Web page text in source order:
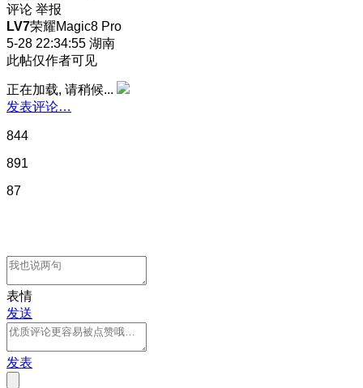
评论 举报
LV7荣耀Magic8 Pro
5-28 22:34:55 湖南
此帖仅作者可见
正在加载, 请稍候...
发表评论…
844
891
87
表情
发送
发表